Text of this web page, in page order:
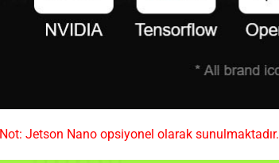
Not: Jetson Nano opsiyonel olarak sunulmaktadır.